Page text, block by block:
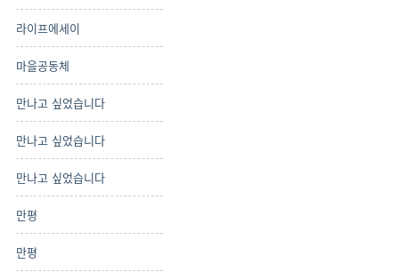
라이프에세이
마을공동체
만나고 싶었습니다
만나고 싶었습니다
만나고 싶었습니다
만평
만평